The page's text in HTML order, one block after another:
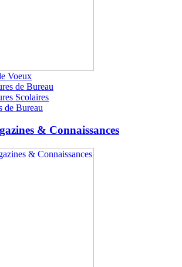
Voeux
de Bureau
Scolaires
de Bureau
& Connaissances